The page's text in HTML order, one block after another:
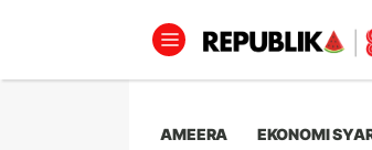
AMEERA EKONOMI